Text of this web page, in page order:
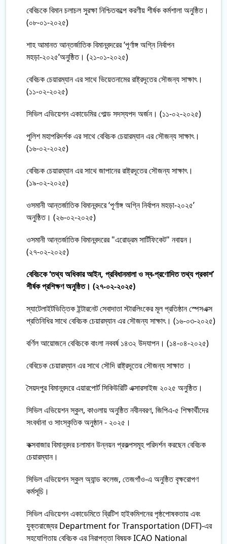
বেবিচকে বিমান চলাচল সুরক্ষা নিশ্চিতকল্পে করণীয় শীর্ষক কর্মশালা অনুষ্ঠিত।
(০৮-০১-২০২৫)
শাহ আমানত আন্তর্জাতিক বিমানবন্দরের ‘পূর্ণাঙ্গ অগ্নি নির্বাপন
মহড়া-২০২৫’অনুষ্ঠিত। (২১-০১-২০২৫)
বেবিচক চেয়ারম্যান এর সাথে ভিয়েতনামের রাষ্ট্রদূতের সৌজন্য সাক্ষাৎ।
(১১-০২-২০২৫)
সিভিল এভিয়েশন একাডেমির গোল্ড সদস্যপদ অর্জন। (১১-০২-২০২৫)
পুলিশ মহাপরিদর্শক এর সাথে বেবিচক চেয়ারম্যান এর সৌজন্য সাক্ষাৎ।
(১৬-০২-২০২৫)
বেবিচক চেয়ারম্যান এর সাথে জাপানের রাষ্ট্রদূতের সৌজন্য সাক্ষাৎ।
(১৯-০২-২০২৫)
ওসমানী আন্তর্জাতিক বিমানবন্দরে ‘পূর্ণাঙ্গ অগ্নি নির্বাপন মহড়া-২০২৫’
অনুষ্ঠিত। (২৬-০২-২০২৫)
ওসমানী আন্তর্জাতিক বিমানবন্দরের "এরোড্রম সার্টিফিকেট" নবায়ন।
(২৭-০২-২০২৫)
বেবিচকে ‘তথ্য অধিকার আইন, প্রবিধানমালা ও স্ব-প্রণোদিত তথ্য প্রকাশ’
শীর্ষক প্রশিক্ষণ অনুষ্ঠিত। (২৭-০২-২০২৫)
স্যাটেলাইটভিত্তিক ইন্টারনেট সেবাদাতা স্টারলিংকের মূল প্রতিষ্ঠান স্পেসএক্স
প্রতিনিধির সাথে বেবিচক চেয়ারম্যান এর সৌজন্য সাক্ষাৎ। (১৬-০৩-২০২৫)
বর্ণিল আয়োজনে বেবিচকে বাংলা নববর্ষ ১৪৩২ উদযাপন। (১৪-০৪-২০২৫)
বেবিচেক চেয়ারম্যান এর সাথে সৌদি রাষ্ট্রদূতের সৌজন্য সাক্ষাত ।
সৈয়দপুর বিমানবন্দরে এয়ারপোর্ট সিকিউরিটি এক্সারসাইজ ২০২৫ অনুষ্ঠিত।
সিভিল এভিয়েশন স্কুল, কাওলায় অনুষ্ঠিত নবীনবরণ, জিপিএ-৫ শিক্ষার্থীদের
সংবর্ধানা ও সাংস্কৃতিক অনুষ্ঠান - ২০২৫।
কক্সবাজার বিমানবন্দর চলামান উন্নয়ন প্রকল্পসমূহ পরিদর্শন করছেন বেবিচক
চেয়ারম্যান।
সিভিল এভিয়েশন স্কুল অ্যান্ড কলেজ, তেজগাঁও-এ অনুষ্ঠিত বৃক্ষরোপণ
কর্মসূচি।
সিভিল এভিয়েশন একাডেমিতে ব্রিটিশ হাইকমিশনের পৃষ্ঠপোষকতায় এবং
যুক্তরাজ্যের Department for Transportation (DFT)-এর
সহযোগিতায় বেবিচক এর নিরাপত্তা বিষয়ক ICAO National